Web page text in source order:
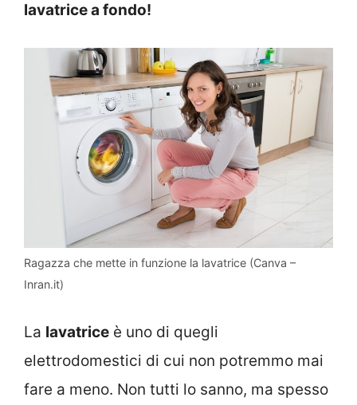
lavatrice a fondo!
Ragazza che mette in funzione la lavatrice (Canva –
Inran.it)
La lavatrice è uno di quegli
elettrodomestici di cui non potremmo mai
fare a meno. Non tutti lo sanno, ma spesso